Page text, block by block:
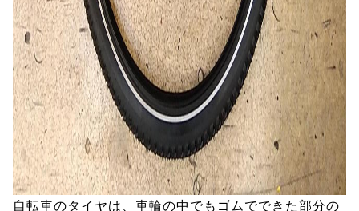
自転車のタイヤは、車輪の中でもゴムでできた部分の